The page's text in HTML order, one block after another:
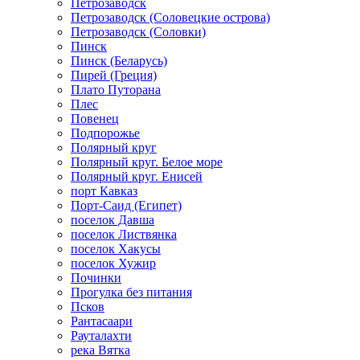
Петрозаводск
Петрозаводск (Соловецкие острова)
Петрозаводск (Соловки)
Пинск
Пинск (Беларусь)
Пирей (Греция)
Плато Путорана
Плес
Повенец
Подпорожье
Полярный круг
Полярный круг. Белое море
Полярный круг. Енисей
порт Кавказ
Порт-Саид (Египет)
поселок Давша
поселок Листвянка
поселок Хакусы
поселок Хужир
Починки
Прогулка без питания
Псков
Рантасаари
Рауталахти
река Вятка